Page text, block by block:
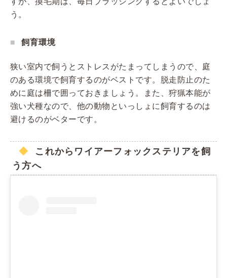
う。
飼育環境
狭い室内で飼うとストレスがたまってしまうので、庭
のある環境で飼育するのがベストです。脱走防止のた
めに庭は柵で囲っておきましょう。また、狩猟本能が
強い犬種なので、他の動物といっしょに飼育するのは
避けるのがベターです。
これからワイアーフォックステリアを飼
う方へ